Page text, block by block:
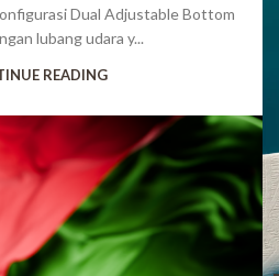
Dual Adjustable Bottom
lubang udara y...
READING